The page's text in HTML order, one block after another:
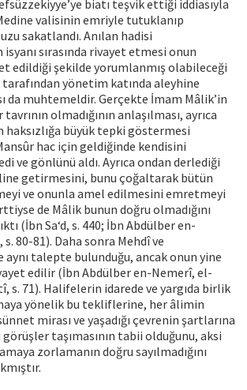
biatı teşvik ettiği iddiasıyla
valisinin emriyle tutuklanıp
sakatlandı. Anılan hadisi
sırasında rivayet etmesi onun
edildiği şekilde yorumlanmış olabileceği
yönetim katında aleyhine
da muhtemeldir. Gerçekte İmam Mâlik’in
olmadığının anlaşılması, ayrıca
haksızlığa büyük tepki göstermesi
hac için geldiğinde kendisini
ve gönlünü aldı. Ayrıca ondan derlediği
getirmesini, bunu çoğaltarak bütün
ve onunla amel edilmesini emretmeyi
de Mâlik bunun doğru olmadığını
(İbn Sa‘d, s. 440; İbn Abdülber en-
80-81). Daha sonra Mehdî ve
aynı talepte bulunduğu, ancak onun yine
edilir (İbn Abdülber en-Nemerî, el-
s. 71). Halifelerin idarede ve yargıda birlik
yönelik bu tekliflerine, her âlimin
mirası ve yaşadığı çevrenin şartlarına
taşımasının tabii olduğunu, aksi
zorlamanın doğru sayılmadığını